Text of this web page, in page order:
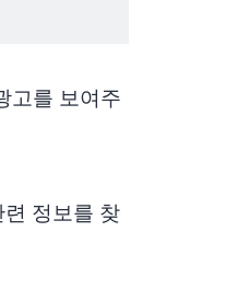
고를 보여주
정보를 찾